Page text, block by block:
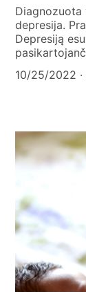
depresija.
Depresiją
10/25/2022